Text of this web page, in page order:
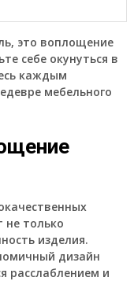
это воплощение
себе окунуться в
каждым
мебельного
не только
изделия.
дизайн
расслаблением и